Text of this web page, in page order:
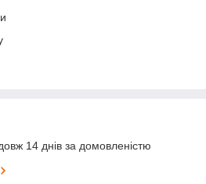
14 днів за домовленістю